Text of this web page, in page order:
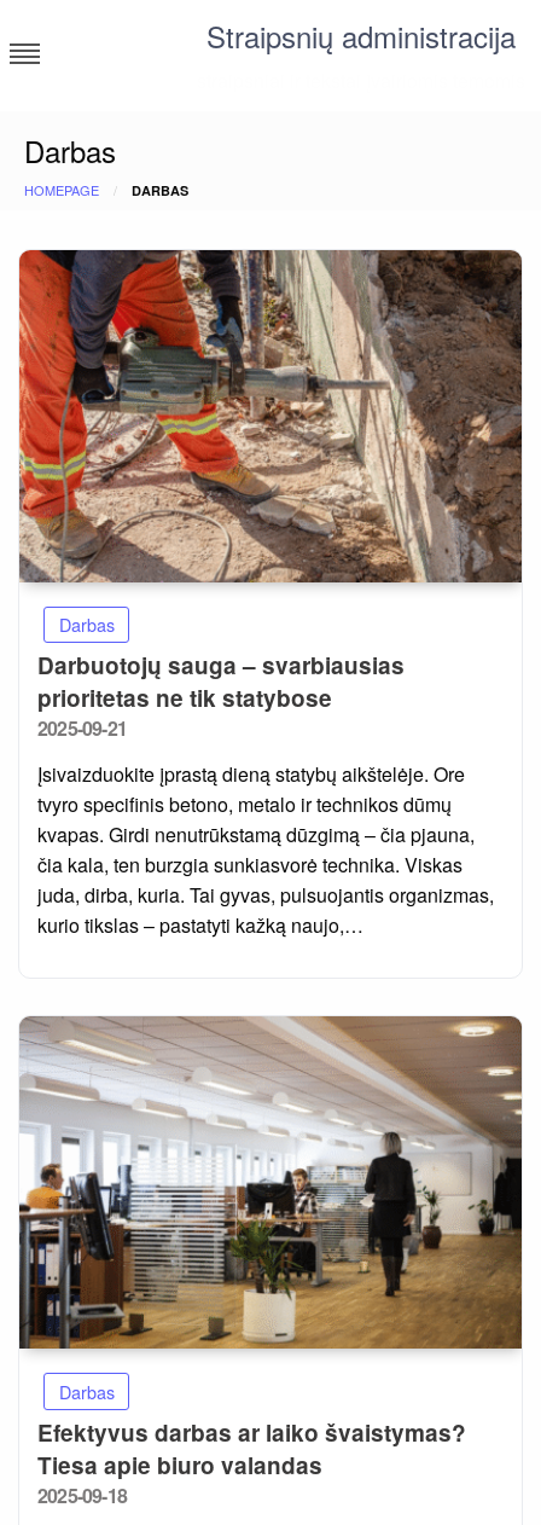
to
content
Straipsnių administracija
Darbas
HOMEPAGE DARBAS
Darbas
Darbuotojų sauga – svarbiausias
prioritetas ne tik statybose
Posted
2025-09-21
Įsivaizduokite įprastą dieną statybų aikštelėje. Ore
tvyro specifinis betono, metalo ir technikos dūmų
kvapas. Girdi nenutrūkstamą dūzgimą – čia pjauna,
čia kala, ten burzgia sunkiasvorė technika. Viskas
juda, dirba, kuria. Tai gyvas, pulsuojantis organizmas,
kurio tikslas – pastatyti kažką naujo,…
Darbas
Efektyvus darbas ar laiko švaistymas?
Tiesa apie biuro valandas
Posted
2025-09-18